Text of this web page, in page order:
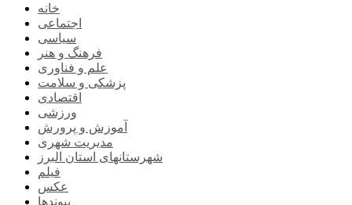
خانه
اجتماعی
سیاسی
فرهنگ و هنر
علم و فناوری
پزشکی و سلامت
اقتصادی
ورزشی
آموزش و پرورش
مدیریت شهری
شهرستانهای استان البرز
فیلم
عکس
پیوندها